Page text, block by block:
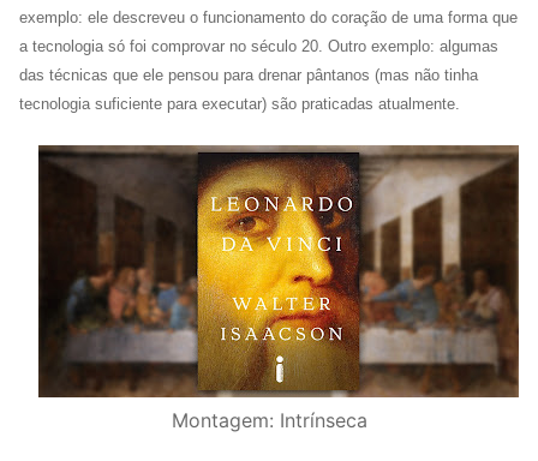
exemplo: ele descreveu o funcionamento do coração de uma forma que
a tecnologia só foi comprovar no século 20. Outro exemplo: algumas
das técnicas que ele pensou para drenar pântanos (mas não tinha
tecnologia suficiente para executar) são praticadas atualmente.
Montagem: Intrínseca